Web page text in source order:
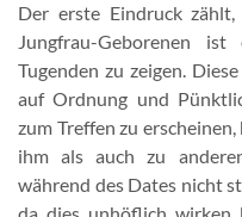
Der erste Eindruck
Jungfrau-Geborenen
Tugenden zu zeigen.
auf Ordnung und
zum Treffen zu
ihm als auch zu
während des Dates nicht